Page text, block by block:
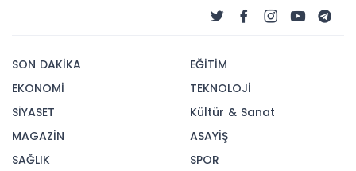
SON DAKİKA
EKONOMİ
SİYASET
MAGAZİN
SAĞLIK
EĞİTİM
TEKNOLOJİ
Kültür & Sanat
ASAYİŞ
SPOR